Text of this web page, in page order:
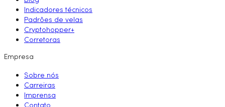
Indicadores técnicos
Padrões de velas
Cryptohopper+
Corretoras
Empresa
Sobre nós
Carreiras
Imprensa